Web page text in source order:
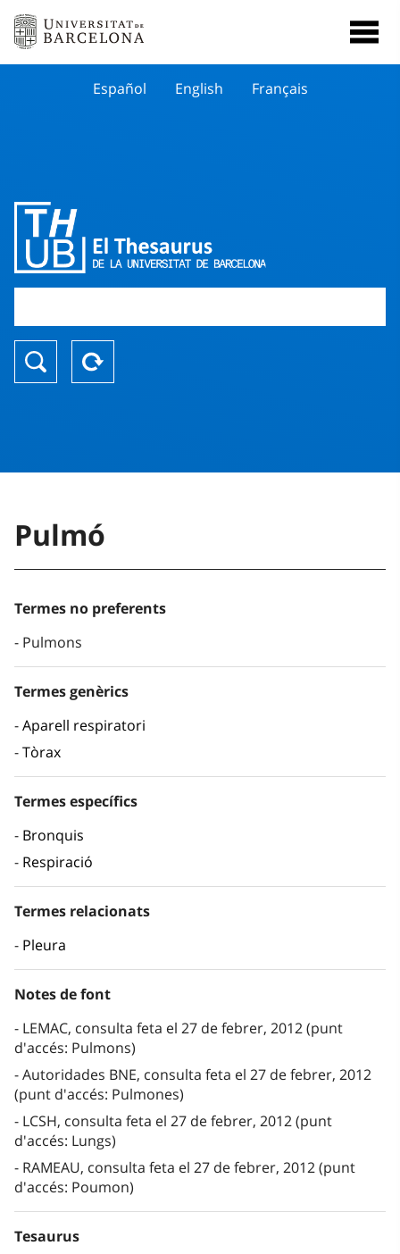
Español English Français
Pulmó
Termes no preferents
Pulmons
Termes genèrics
Aparell respiratori
Tòrax
Termes específics
Bronquis
Respiració
Termes relacionats
Pleura
Notes de font
LEMAC, consulta feta el 27 de febrer, 2012 (punt
d'accés: Pulmons)
Autoridades BNE, consulta feta el 27 de febrer, 2012
(punt d'accés: Pulmones)
LCSH, consulta feta el 27 de febrer, 2012 (punt
d'accés: Lungs)
RAMEAU, consulta feta el 27 de febrer, 2012 (punt
d'accés: Poumon)
Tesaurus